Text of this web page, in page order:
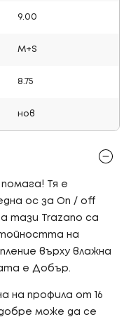
9.00
M+S
8.75
нов
Тя е
ос за On / off
тази Trazano са
на
върху влажна
е Добър.
на профила от 16
може да се